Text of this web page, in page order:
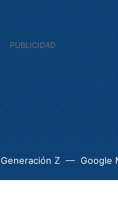
Generación Z Google